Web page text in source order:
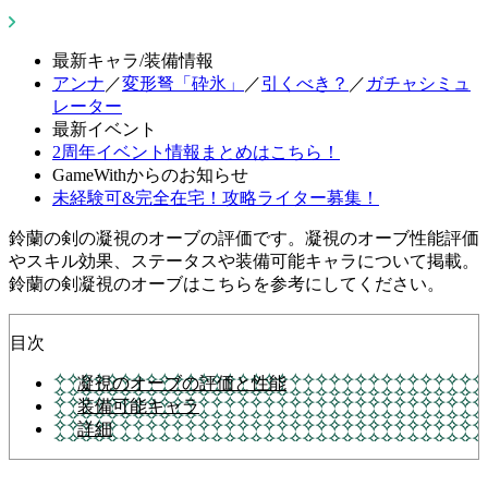
最新キャラ/装備情報
アンナ ／変形弩「砕氷」 ／引くべき？ ／ ガチャシミュ
レーター
最新イベント
2周年イベント情報まとめはこちら！
GameWithからのお知らせ
未経験可&完全在宅！攻略ライター募集！
鈴蘭の剣の凝視のオーブの評価です。凝視のオーブ性能評価
やスキル効果、ステータスや装備可能キャラについて掲載。
鈴蘭の剣凝視のオーブはこちらを参考にしてください。
目次
凝視のオーブの評価と性能
装備可能キャラ
詳細